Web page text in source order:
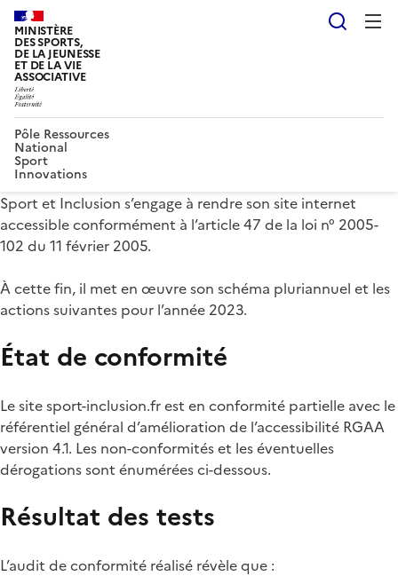
MINISTÈRE
DES SPORTS,
DE LA JEUNESSE
ET DE LA VIE
ASSOCIATIVE
Pôle Ressources
National
Sport
Innovations
Sport et Inclusion s’engage à rendre son site internet
accessible conformément à l’article 47 de la loi n° 2005-
102 du 11 février 2005.
À cette fin, il met en œuvre son schéma pluriannuel et les
actions suivantes pour l’année 2023.
État de conformité
Le site sport-inclusion.fr est en conformité partielle avec le
référentiel général d’amélioration de l’accessibilité RGAA
version 4.1. Les non-conformités et les éventuelles
dérogations sont énumérées ci-dessous.
Résultat des tests
L’audit de conformité réalisé révèle que :